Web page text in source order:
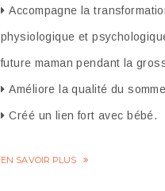
Accompagne la
physiologique et
future maman pendant la
Améliore la qualité du
Créé un lien fort avec bébé.
EN SAVOIR PLUS